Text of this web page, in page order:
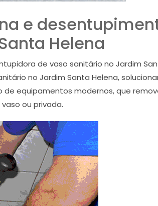
e
Helena
de vaso sanitário no Jardim
no Jardim Santa Helena,
equipamentos modernos, que
ou privada.